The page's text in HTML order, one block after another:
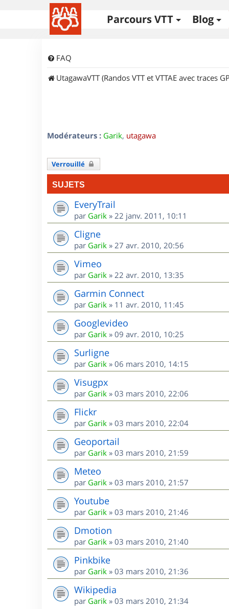
Parcours VTT Blog
FAQ
UtagawaVTT (Randos VTT et VTTAE avec traces
Modérateurs : Garik, utagawa
Verrouillé
SUJETS
EveryTrail
par Garik » 22 janv. 2011, 10:11
Cligne
par Garik » 27 avr. 2010, 20:56
Vimeo
par Garik » 22 avr. 2010, 13:35
Garmin Connect
par Garik » 11 avr. 2010, 11:45
Googlevideo
par Garik » 09 avr. 2010, 10:25
Surligne
par Garik » 06 mars 2010, 14:15
Visugpx
par Garik » 03 mars 2010, 22:06
Flickr
par Garik » 03 mars 2010, 22:04
Geoportail
par Garik » 03 mars 2010, 21:59
Meteo
par Garik » 03 mars 2010, 21:57
Youtube
par Garik » 03 mars 2010, 21:46
Dmotion
par Garik » 03 mars 2010, 21:40
Pinkbike
par Garik » 03 mars 2010, 21:36
Wikipedia
par Garik » 03 mars 2010, 21:34